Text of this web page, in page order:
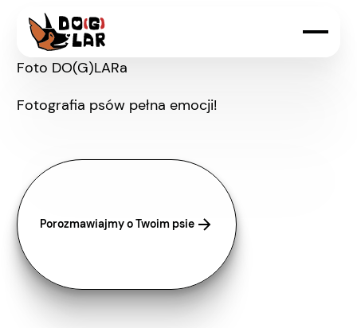
Foto DO(G)LARa
Fotografia psów pełna emocji!
Porozmawiajmy o Twoim psie
Porozmawiajmy o Twoim psie